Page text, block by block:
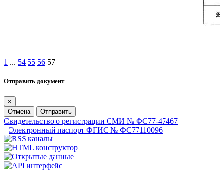
1 ... 54 55 56 57
Отправить документ
×
Отмена
Отправить
Свидетельство о регистрации СМИ № ФС77-47467
Электронный паспорт ФГИС № ФС77110096